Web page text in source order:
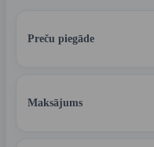
Preču piegāde
Maksājums